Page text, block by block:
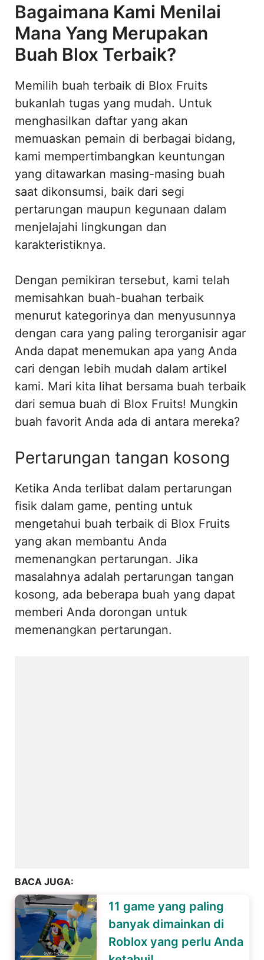
Bagaimana Kami Menilai
Mana Yang Merupakan
Buah Blox Terbaik?
Memilih buah terbaik di Blox Fruits
bukanlah tugas yang mudah. Untuk
menghasilkan daftar yang akan
memuaskan pemain di berbagai bidang,
kami mempertimbangkan keuntungan
yang ditawarkan masing-masing buah
saat dikonsumsi, baik dari segi
pertarungan maupun kegunaan dalam
menjelajahi lingkungan dan
karakteristiknya.
Dengan pemikiran tersebut, kami telah
memisahkan buah-buahan terbaik
menurut kategorinya dan menyusunnya
dengan cara yang paling terorganisir agar
Anda dapat menemukan apa yang Anda
cari dengan lebih mudah dalam artikel
kami. Mari kita lihat bersama buah terbaik
dari semua buah di Blox Fruits! Mungkin
buah favorit Anda ada di antara mereka?
Pertarungan tangan kosong
Ketika Anda terlibat dalam pertarungan
fisik dalam game, penting untuk
mengetahui buah terbaik di Blox Fruits
yang akan membantu Anda
memenangkan pertarungan. Jika
masalahnya adalah pertarungan tangan
kosong, ada beberapa buah yang dapat
memberi Anda dorongan untuk
memenangkan pertarungan.
BACA JUGA:
11 game yang paling
banyak dimainkan di
Roblox yang perlu Anda